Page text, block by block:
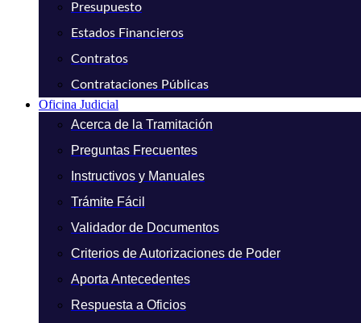
Presupuesto
Estados Financieros
Contratos
Contrataciones Públicas
Oficina Judicial
Acerca de la Tramitación
Preguntas Frecuentes
Instructivos y Manuales
Trámite Fácil
Validador de Documentos
Criterios de Autorizaciones de Poder
Aporta Antecedentes
Respuesta a Oficios